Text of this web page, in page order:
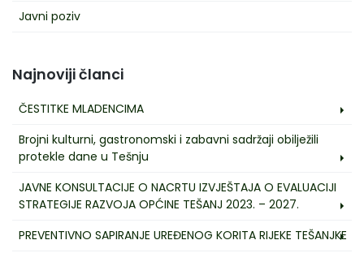
Javni poziv
Najnoviji članci
ČESTITKE MLADENCIMA
Brojni kulturni, gastronomski i zabavni sadržaji obilježili
protekle dane u Tešnju
JAVNE KONSULTACIJE O NACRTU IZVJEŠTAJA O EVALUACIJI
STRATEGIJE RAZVOJA OPĆINE TEŠANJ 2023. – 2027.
PREVENTIVNO SAPIRANJE UREĐENOG KORITA RIJEKE TEŠANJKE